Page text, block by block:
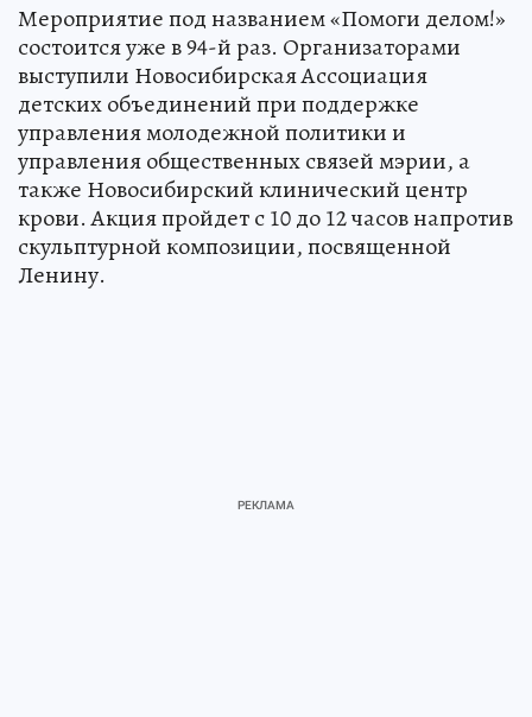
Мероприятие под названием «Помоги делом!»
состоится уже в 94-й раз. Организаторами
выступили Новосибирская Ассоциация
детских объединений при поддержке
управления молодежной политики и
управления общественных связей мэрии, а
также Новосибирский клинический центр
крови. Акция пройдет с 10 до 12 часов напротив
скульптурной композиции, посвященной
Ленину.